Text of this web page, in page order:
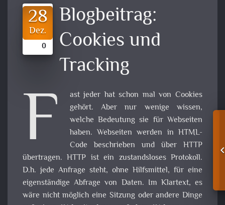
28
Dez.
0
Blogbeitrag:
Cookies und
Tracking
F
ast jeder hat schon mal von Cookies
gehört. Aber nur wenige wissen,
welche Bedeutung sie für Webseiten
haben. Webseiten werden in HTML-
Code beschrieben und über HTTP
übertragen. HTTP ist ein zustandsloses Protokoll.
D.h. jede Anfrage steht, ohne Hilfsmittel, für eine
eigenständige Abfrage von Daten. Im Klartext, es
wäre nicht möglich eine Sitzung oder andere Dinge